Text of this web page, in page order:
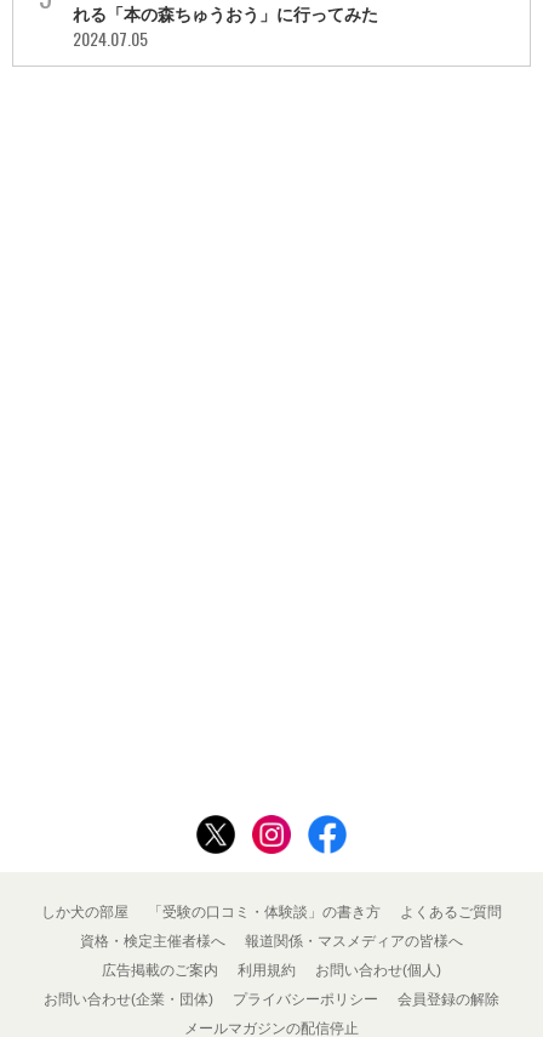
れる「本の森ちゅうおう」に行ってみた
2024.07.05
しか犬の部屋 「受験の口コミ・体験談」の書き方
よくあるご質問
資格・検定主催者様へ
報道関係・マスメディアの皆様へ
広告掲載のご案内
利用規約
お問い合わせ(個人)
お問い合わせ(企業・団体)
プライバシーポリシー
会員登録の解除
メールマガジンの配信停止